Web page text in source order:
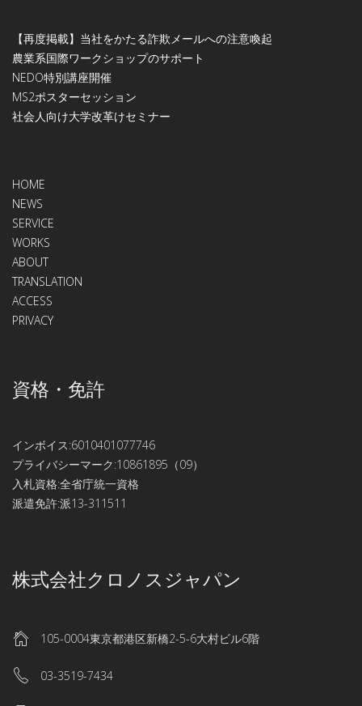
【再度掲載】当社をかたる詐欺メールへの注意喚起
農業系国際ワークショップのサポート
NEDO特別講座開催
МS2ポスターセッション
社会人向け大学改革けセミナー
HOME
NEWS
SERVICE
WORKS
ABOUT
TRANSLATION
ACCESS
PRIVACY
資格・免許
インボイス:6010401077746
プライバシーマーク:10861895（09）
入札資格:全省庁統一資格
派遣免許:派13-311511
株式会社クロノスジャパン
105-0004東京都港区新橋2-5-6大村ビル6階
03-3519-7434